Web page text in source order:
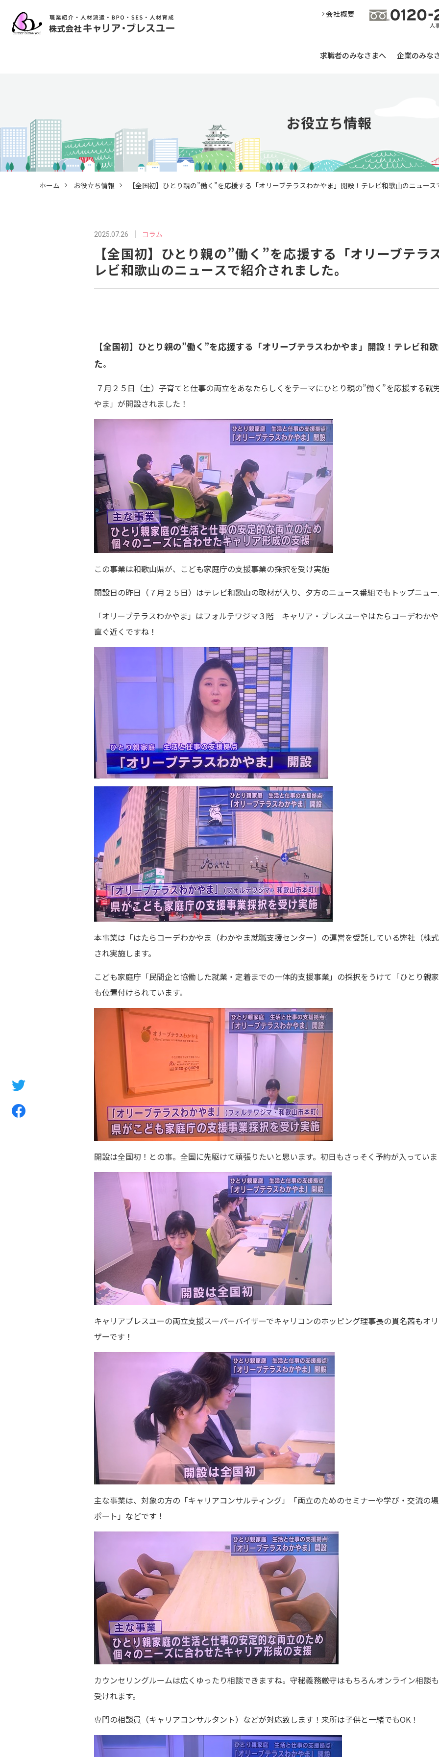
会社概要
求職者のみなさまへ 企業のみな
お役立ち情報
ホーム お役立ち情報 【全国初】ひとり親の”働く”を応援する「オリーブテラスわかやま」開設！テレビ和歌山のニュー
2025.07.26 コラム
【全国初】ひとり親の”働く”を応援する「オリーブテラ
レビ和歌山のニュースで紹介されました。
【全国初】ひとり親の”働く”を応援する「オリーブテラスわかやま」開設！テレビ和
た。
７月２５日（土）子育てと仕事の両立をあなたらしくをテーマにひとり親の”働く”を応援する就
やま」が開設されました！
この事業は和歌山県が、こども家庭庁の支援事業の採択を受け実施
開設日の昨日（７月２５日）はテレビ和歌山の取材が入り、夕方のニュース番組でもトップニュ
「オリーブテラスわかやま」はフォルテワジマ３階 キャリア・ブレスユーやはたらコーデわか
直ぐ近くですね！
本事業は「はたらコーデわかやま（わかやま就職支援センター）の運営を受託している弊社（株
され実施します。
こども家庭庁「民間企と協働した就業・定着までの一体的支援事業」の採択をうけて「ひとり親
も位置付けられています。
開設は全国初！との事。全国に先駆けて頑張りたいと思います。初日もさっそく予約が入ってい
キャリアブレスユーの両立支援スーパーバイザーでキャリコンのホッピング理事長の貫名茜もオ
ザーです！
主な事業は、対象の方の「キャリアコンサルティング」「両立のためのセミナーや学び・交流の
ポート」などです！
カウンセリングルームは広くゆったり相談できますね。守秘義務厳守はもちろんオンライン相談
受けれます。
専門の相談員（キャリアコンサルタント）などが対応致します！来所は子供と一緒でもOK！